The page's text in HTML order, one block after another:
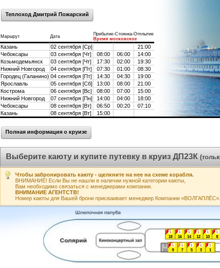
Теплоход Дмитрий Пожарский
Маршрут Дата
Прибытие-Стоянка-Отплытие
Время московское
Казань 02 сентября [Ср]
21:00
Чебоксары
03 сентября [Чт] 08:00 06:00
14:00
Козьмодемьянск
03 сентября [Чт] 17:30 02:00
19:30
Нижний Новгород
04 сентября [Пт] 07:30 01:00
08:30
Городец (Галанино) 04 сентября [Пт] 14:30 04:30
19:00
Ярославль
05 сентября [Сб] 13:00 08:00
21:00
Кострома
06 сентября [Вс] 08:00 07:00
15:00
Нижний Новгород
07 сентября [Пн] 14:00 04:00
18:00
Чебоксары
08 сентября [Вт] 06:50 00:20
07:10
Казань
08 сентября [Вт] 15:00
Полная информация о круизе
Выберите каюту и купите путевку в круиз ДП23К
Чтобы забронировать каюту - щелкните на нее на схеме корабля.
ВНИМАНИЕ! Если Вы не нашли в наличии нужной категории каюты,
Вам необходимо связаться с менеджерами компании.
ВНИМАНИЕ АГЕНТСТВ!
Номер каюты для Вашей брони присваивает менеджер Компании «ВОЛГАПЛЁС».
1
1
1
10
1
12
1
14
1
16
1
18
1
3
1
5
1
7
1
8
1
9